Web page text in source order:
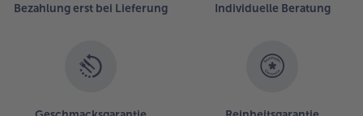
Bezahlung erst bei Lieferung Individuelle Beratung